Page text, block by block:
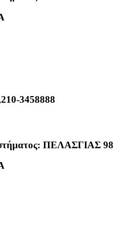
3458888
ΠΕΛΑΣΓΙΑΣ 98